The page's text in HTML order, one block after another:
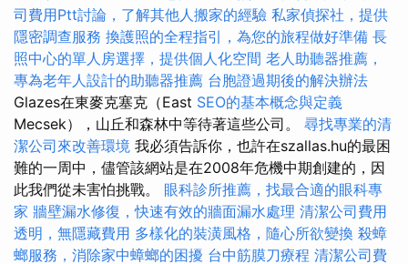
司費用Ptt討論，了解其他人搬家的經驗 私家偵探社，提供
隱密調查服務 換護照的全程指引，為您的旅程做好準備 長
照中心的單人房選擇，提供個人化空間 老人助聽器推薦，
專為老年人設計的助聽器推薦 台胞證過期後的解決辦法
Glazes在東麥克塞克（East SEO的基本概念與定義
Mecsek），山丘和森林中等待著這些公司。 尋找專業的清
潔公司來改善環境 我必須告訴你，也許在szallas.hu的最困
難的一周中，儘管該網站是在2008年危機中期創建的，因
此我們從未害怕挑戰。 眼科診所推薦，找最合適的眼科專
家 牆壁漏水修復，快速有效的牆面漏水處理 清潔公司費用
透明，無隱藏費用 多樣化的裝潢風格，隨心所欲變換 殺蟑
螂服務，消除家中蟑螂的困擾 台中筋膜刀療程 清潔公司費